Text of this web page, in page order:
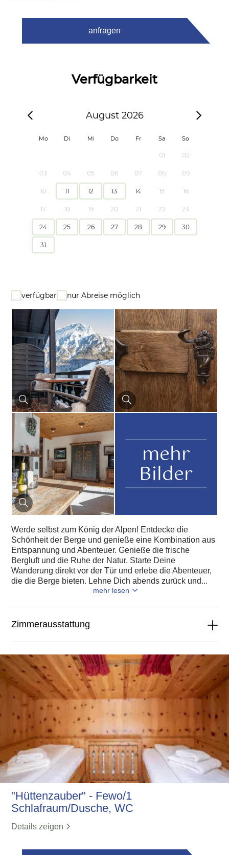
anfragen
Verfügbarkeit
August 2026
Mo Di Mi Do Fr Sa So
01 02
03 04 05 06 07 08 09
10 11 12 13 14 15 16
17 18 19 20 21 22 23
24 25 26 27 28 29 30
31
verfügbar nur Abreise möglich
mehr
Bilder
Werde selbst zum König der Alpen! Entdecke die
Schönheit der Berge und genieße eine Kombination aus
Entspannung und Abenteuer. Genieße die frische
Bergluft und die Ruhe der Natur. Starte Deine
Wanderung direkt vor der Tür und erlebe die Abenteuer,
die die Berge bieten. Lehne Dich abends zurück und...
mehr lesen
Zimmerausstattung
"Hüttenzauber" - Fewo/1
Schlafraum/Dusche, WC
Details zeigen